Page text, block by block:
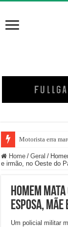
Motorista erra
Home / Geral /
e irmão, no Oeste do
Homem
esposa,
Um policial militar